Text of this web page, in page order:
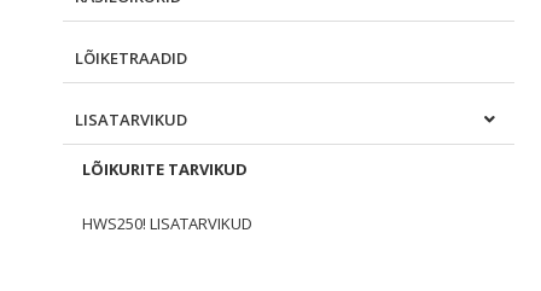
LÕIKETRAADID
LISATARVIKUD
LÕIKURITE TARVIKUD
HWS250! LISATARVIKUD